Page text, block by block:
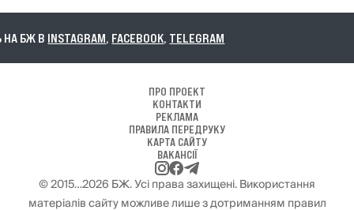
БЖ ВINSTAGRAM,FACEBOOK,TELEGRAM
ПРО ПРОЕКТ
КОНТАКТИ
РЕКЛАМА
ПРАВИЛА ПЕРЕДРУКУ
КАРТА САЙТУ
ВАКАНСІЇ
© 2015…2026 БЖ. Усі права захищені. Використання
матеріалів сайту можливе лише з дотриманням правил